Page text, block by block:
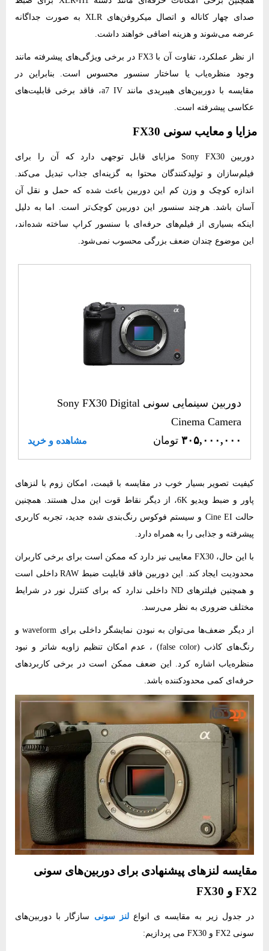
صدای چهار کاناله و اتصال میکروفن‌های XLR به‌ صورت جداگانه
عرضه می‌شوند و هزینه اضافی خواهند داشت.
از نظر عملکرد، تفاوت آن با FX3 در برخی ویژگی‌های پیشرفته مانند
وجود منظره‌یاب یا ساختار سنسور محسوس است. بنابراین در
مقایسه با دوربین‌های هیبریدی مانند a7 IV، فاقد برخی قابلیت‌های
عکاسی پیشرفته است.
مزایا و معایب سونی FX30
دوربین Sony FX30 مزایای قابل توجهی دارد که آن را برای
فیلم‌سازان و تولیدکنندگان محتوا به گزینه‌ای جذاب تبدیل می‌کند.
اندازه کوچک و وزن کم این دوربین باعث شده که حمل و نقل آن
آسان باشد. هرچند سنسور این دوربین کوچک‌تر است. اما به دلیل
اینکه بسیاری از فیلم‌های حرفه‌ای با سنسور کراپ ساخته شده‌اند،
این موضوع چندان ضعف بزرگی محسوب نمی‌شود.
دوربین سینمایی سونی Sony FX30 Digital
Cinema Camera
۳۰۵,۰۰۰,۰۰۰ تومان مشاهده و خرید
کیفیت تصویر بسیار خوب در مقایسه با قیمت، امکان زوم با لنزهای
پاور و ضبط ویدیو 6K، از دیگر نقاط قوت این مدل هستند. همچنین
حالت Cine EI و سیستم فوکوس رنگ‌بندی شده جدید، تجربه کاربری
پیشرفته و جذابی را به همراه دارد.
با این حال، FX30 معایبی نیز دارد که ممکن است برای برخی کاربران
محدودیت ایجاد کند. این دوربین فاقد قابلیت ضبط RAW داخلی است
و همچنین فیلترهای ND داخلی ندارد که برای کنترل نور در شرایط
مختلف ضروری به نظر می‌رسد.
از دیگر ضعف‌ها می‌توان به نبودن نمایشگر داخلی برای waveform و
رنگ‌های کاذب (false color) ، عدم امکان تنظیم زاویه شاتر و نبود
منظره‌یاب اشاره کرد. این ضعف ممکن است در برخی کاربردهای
حرفه‌ای کمی محدودکننده باشد.
مقایسه لنزهای پیشنهادی برای دوربین‌های سونی
FX2 و FX30
در جدول زیر به مقایسه ی انواعلنز سونی سازگار با دوربین‌های
سونی FX2 و FX30 می پردازیم: